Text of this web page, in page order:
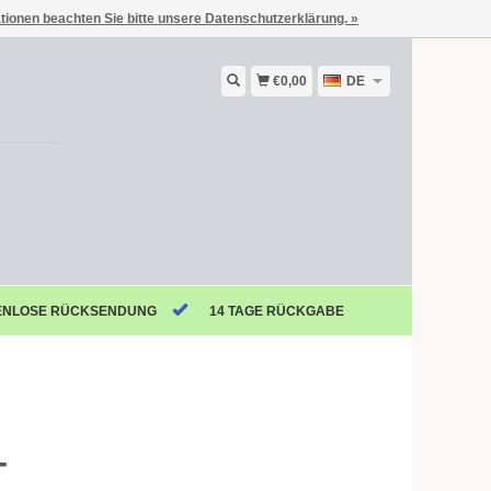
€0,00 DE
RÜCKSENDUNG 14 TAGE RÜCKGABE
beachten Sie bitte unsere Datenschutzerklärung. »